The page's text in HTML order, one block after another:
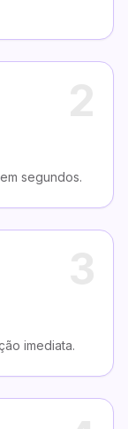
segundos.
imediata.